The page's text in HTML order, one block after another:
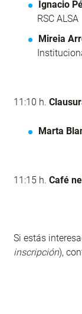
Ignacio
RSC ALSA
Mireia
11:10 h.
Marta
11:15 h. Café
Si estás
inscripción),